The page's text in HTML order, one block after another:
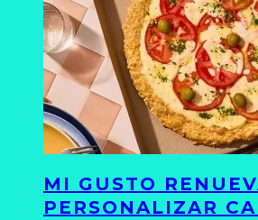
MI GUSTO
PERSONALIZAR